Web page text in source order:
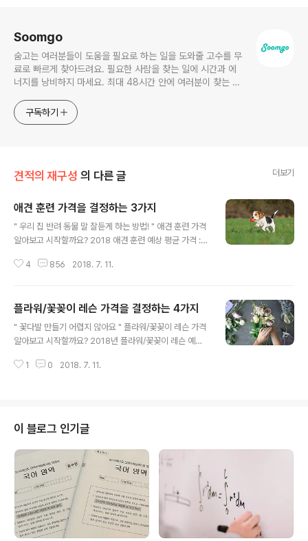
Soomgo
숨고는 여러분들이 도움을 필요로 하는 일을 도와줄 고수를 무
료로 빠르게 찾아드려요. 필요한 사람을 찾는 일에 시간과 에
너지를 낭비하지 마세요. 최대 48시간 안에 여러분이 찾는 사
나세요. 가입 직후 내 조건에 맞는 요청서를 무료로 받아보고
만나고 싶은 고객에게 연락하시면 됩니다.
구독하기
견적의 재구성 의 다른 글 더보기
애견 훈련 가격을 결정하는 3가지
" 우리 집 반려 동물 말 잘듣게 하는 방법! " 애견 훈련 가격
알아보고 시작할까요? 2018 애견 훈련 예상 평균 가격 : 1
견 훈련 가격을 결정하는 3가지 1. 훈련 교육이 필요한 강
답니다. 훈련이 필요한 강아지가 몇 마리이며, 이상 행동이
만약 다른 강아지 때문이라면 추가 교육 및 상황에 대한 상
세 파악이 필요하기 때문이죠. 2. 훈련 교육 종류에 따라강
예절 교육, 산책 및 기본 명령 수행을 위한 복종 교육 그리
4 856 2018. 7. 11.
플라워/꽃꽂이 레슨 가격을 결정하는 4가지
" 꽃다발 만들기 어렵지 않아요 " 플라워/꽃꽂이 레슨 가격
알아보고 시작할까요? 2018년 플라워/꽃꽂이 레슨 예상
적을 받아볼 수 있다.플라워/꽃꽂이 레슨 가격을 결정하는
비와 강습료가 달라진답니다. 2. 꽃꽂이 레슨 종류에 따라
꽃꽂이 플라워 클래스라도 종류는 다양하답니다. 핸드타
이, 토피어리, 볼 부케, 바스켓, 플라워 박스, 센터피스 등 사
용하는 도구, 재료 그리고 기술에 따라 레슨 종류가 달라요.
그리고 해당 플라워 꽃꽂이 레슨마다 가격이 달라요. 원하
는 레슨의 가..
1 0 2018. 7. 11.
이 블로그 인기글